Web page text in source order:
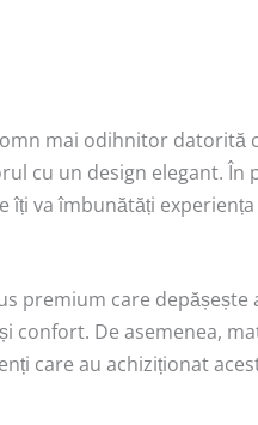
mai odihnitor
cu un design elegant. În
îți va îmbunătăți
premium care
confort. De asemenea,
care au achiziționat